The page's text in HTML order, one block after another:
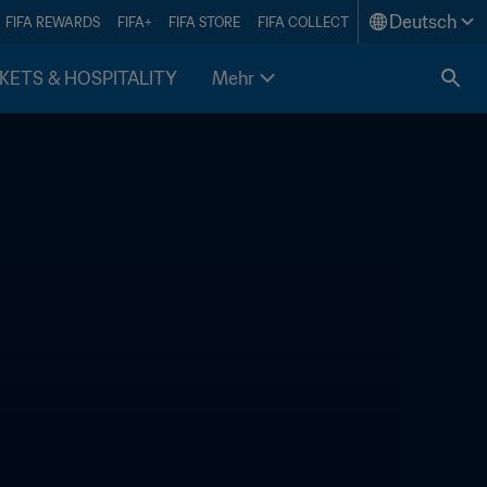
FIFA REWARDS FIFA+ FIFA STORE FIFA COLLECT Deutsch
& HOSPITALITY Mehr